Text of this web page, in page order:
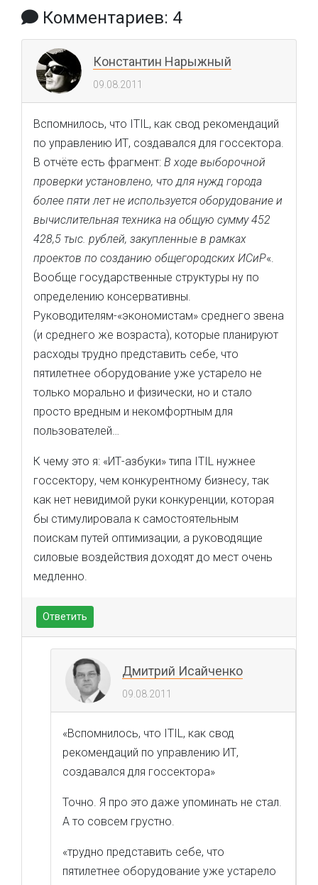
Комментариев: 4
Константин Нарыжный
09.08.2011
Вспомнилось, что ITIL, как свод рекомендаций
по управлению ИТ, создавался для госсектора.
В отчёте есть фрагмент: В ходе выборочной
проверки установлено, что для нужд города
более пяти лет не используется оборудование и
вычислительная техника на общую сумму 452
428,5 тыс. рублей, закупленные в рамках
проектов по созданию общегородских ИСиР«.
Вообще государственные структуры ну по
определению консервативны.
Руководителям-«экономистам» среднего звена
(и среднего же возраста), которые планируют
расходы трудно представить себе, что
пятилетнее оборудование уже устарело не
только морально и физически, но и стало
просто вредным и некомфортным для
пользователей…
К чему это я: «ИТ-азбуки» типа ITIL нужнее
госсектору, чем конкурентному бизнесу, так
как нет невидимой руки конкуренции, которая
бы стимулировала к самостоятельным
поискам путей оптимизации, а руководящие
силовые воздействия доходят до мест очень
медленно.
Ответить
Дмитрий Исайченко
09.08.2011
«Вспомнилось, что ITIL, как свод
рекомендаций по управлению ИТ,
создавался для госсектора»
Точно. Я про это даже упоминать не стал.
А то совсем грустно.
«трудно представить себе, что
пятилетнее оборудование уже устарело